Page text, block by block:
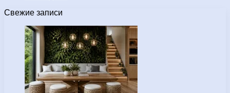
Свежие записи